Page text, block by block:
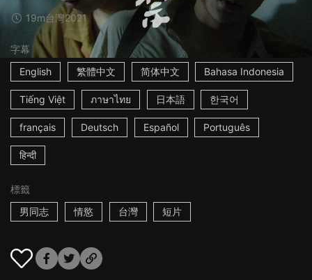
19m台灣2021
字幕
English
繁體中文 简体中文 Bahasa Indonesia
Tiếng Việt ภาษาไทย 日本語 한국어
français Deutsch Español Português
हिन्दी
標籤
男同志
情慾 台灣 短片